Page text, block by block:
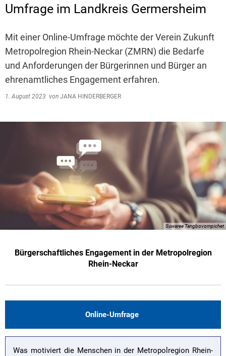
Umfrage im Landkreis Germersheim
Mit einer Online-Umfrage möchte der Verein Zukunft
Metropolregion Rhein-Neckar (ZMRN) die Bedarfe
und Anforderungen der Bürgerinnen und Bürger an
ehrenamtliches Engagement erfahren.
1. August 2023 von JANA HINDERBERGER
Suwaree Tangbovornpichet
Bürgerschaftliches Engagement in der Metropolregion
Rhein-Neckar
Online-Umfrage
Was motiviert die Menschen in der Metropolregion Rhein-